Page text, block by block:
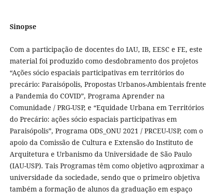
Sinopse
Com a participação de docentes do IAU, IB, EESC e FE, este
material foi produzido como desdobramento dos projetos
“Ações sócio espaciais participativas em territórios do
precário: Paraisópolis, Propostas Urbanos-Ambientais frente
a Pandemia do COVID”, Programa Aprender na
Comunidade / PRG-USP, e “Equidade Urbana em Territórios
do Precário: ações sócio espaciais participativas em
Paraisópolis”, Programa ODS_ONU 2021 / PRCEU-USP, com o
apoio da Comissão de Cultura e Extensão do Instituto de
Arquitetura e Urbanismo da Universidade de São Paulo
(IAU-USP). Tais Programas têm como objetivo aqproximar a
universidade da sociedade, sendo que o primeiro objetiva
também a formação de alunos da graduação em espaço